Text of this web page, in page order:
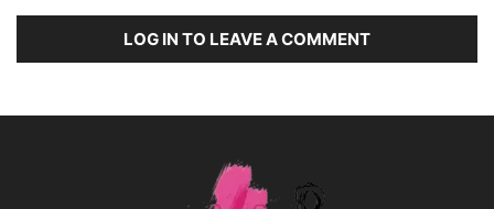
LOG IN TO LEAVE A COMMENT